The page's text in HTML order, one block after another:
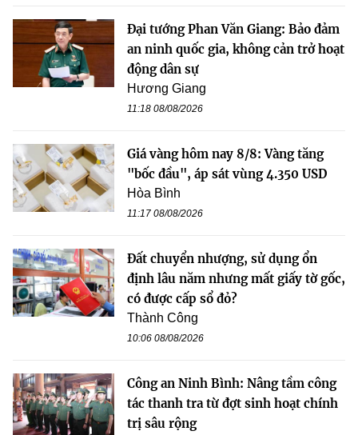
Đại tướng Phan Văn Giang: Bảo đảm
an ninh quốc gia, không cản trở hoạt
động dân sự
Hương Giang
11:18 08/08/2026
Giá vàng hôm nay 8/8: Vàng tăng
"bốc đầu", áp sát vùng 4.350 USD
Hòa Bình
11:17 08/08/2026
Đất chuyển nhượng, sử dụng ổn
định lâu năm nhưng mất giấy tờ gốc,
có được cấp sổ đỏ?
Thành Công
10:06 08/08/2026
Công an Ninh Bình: Nâng tầm công
tác thanh tra từ đợt sinh hoạt chính
trị sâu rộng